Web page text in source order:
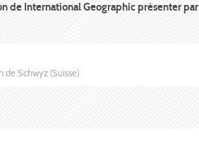
de International Geographic présenter par
de Schwyz (Suisse)